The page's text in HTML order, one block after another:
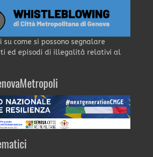
su come si possono segnalare
ed episodi di illegalità relativi al